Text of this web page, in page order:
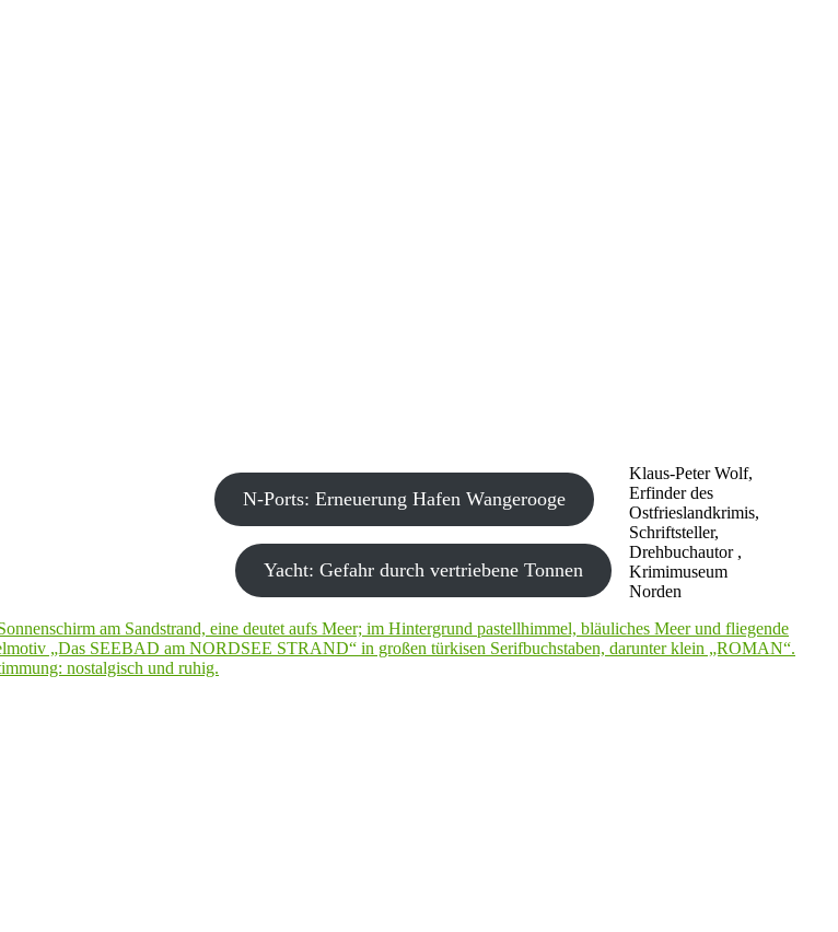
Klaus-Peter Wolf,
Erfinder des
Ostfrieslandkrimis,
Schriftsteller,
Drehbuchautor ,
Krimimuseum
Norden
N-Ports: Erneuerung Hafen Wangerooge
Yacht: Gefahr durch vertriebene Tonnen